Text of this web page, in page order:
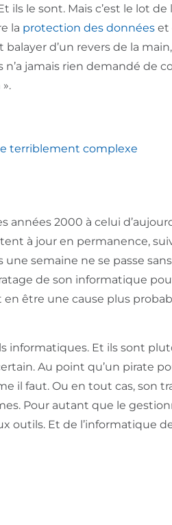
le sont. Mais c’est le lot de
la protection des données et
d’un revers de la
jamais rien demandé de
terriblement complexe
2000 à celui
à jour en permanence,
semaine ne se passe
de son informatique
être une cause plus
informatiques. Et ils sont
Au point qu’un pirate
il faut. Ou en tout cas, son
Pour autant que le
outils. Et de l’informatique